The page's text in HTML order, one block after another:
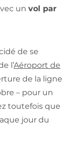
un vol par
de se
l’Aéroport de
de la ligne
– pour un
toutefois que
jour du